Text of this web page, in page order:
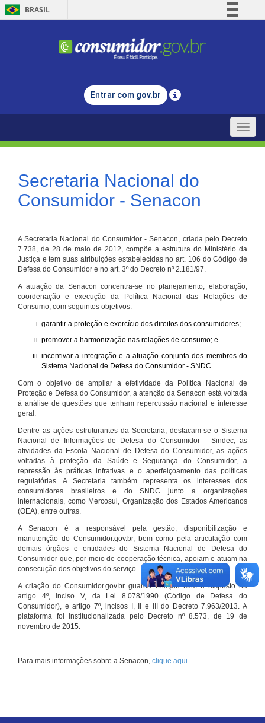
BRASIL
Comunica BR
Legislação
Entrar com gov.br
Toggle
Secretaria Nacional do
Consumidor - Senacon
A Secretaria Nacional do Consumidor - Senacon, criada pelo Decreto
7.738, de 28 de maio de 2012, compõe a estrutura do Ministério da
Justiça e tem suas atribuições estabelecidas no art. 106 do Código de
Defesa do Consumidor e no art. 3º do Decreto nº 2.181/97.
A atuação da Senacon concentra-se no planejamento, elaboração,
coordenação e execução da Política Nacional das Relações de
Consumo, com seguintes objetivos:
garantir a proteção e exercício dos direitos dos consumidores;
promover a harmonização nas relações de consumo; e
incentivar a integração e a atuação conjunta dos membros do
Sistema Nacional de Defesa do Consumidor - SNDC.
Com o objetivo de ampliar a efetividade da Política Nacional de
Proteção e Defesa do Consumidor, a atenção da Senacon está voltada
à análise de questões que tenham repercussão nacional e interesse
geral.
Dentre as ações estruturantes da Secretaria, destacam-se o Sistema
Nacional de Informações de Defesa do Consumidor - Sindec, as
atividades da Escola Nacional de Defesa do Consumidor, as ações
voltadas à proteção da Saúde e Segurança do Consumidor, a
repressão às práticas infrativas e o aperfeiçoamento das políticas
regulatórias. A Secretaria também representa os interesses dos
consumidores brasileiros e do SNDC junto a organizações
internacionais, como Mercosul, Organização dos Estados Americanos
(OEA), entre outras.
A Senacon é a responsável pela gestão, disponibilização e
manutenção do Consumidor.gov.br, bem como pela articulação com
demais órgãos e entidades do Sistema Nacional de Defesa do
Consumidor que, por meio de cooperação técnica, apoiam e atuam na
consecução dos objetivos do serviço.
A criação do Consumidor.gov.br guarda relação com o disposto no
artigo 4º, inciso V, da Lei 8.078/1990 (Código de Defesa do
Consumidor), e artigo 7º, incisos I, II e III do Decreto 7.963/2013. A
plataforma foi institucionalizada pelo Decreto nº 8.573, de 19 de
novembro de 2015.
Para mais informações sobre a Senacon, clique aqui